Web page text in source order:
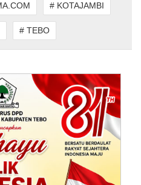
# KOTAJAMBI
# TEBO